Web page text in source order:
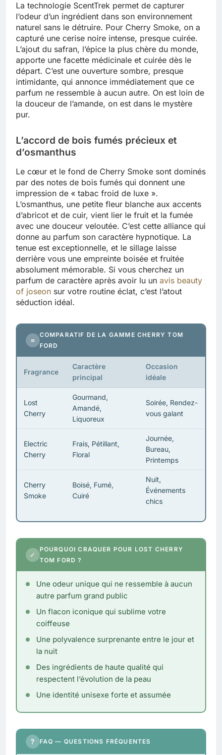
La technologie ScentTrek permet de capturer
l’odeur d’un ingrédient dans son environnement
naturel sans le détruire. Pour Cherry Smoke, on a
capturé une cerise noire intense, presque cuirée.
L’ajout du safran, l’épice la plus chère du monde,
apporte une facette médicinale et cuirée dès le
départ. C’est une ouverture sombre, presque
intimidante, qui annonce immédiatement que ce
parfum ne ressemble à aucun autre. On est loin de
la douceur de l’amande, on est dans le mystère
pur.
L’accord de bois fumés précieux et
d’osmanthus
Le cœur et le fond de Cherry Smoke sont dominés
par des notes de bois fumés qui donnent une
impression de « tabac froid de luxe ».
L’osmanthus, une petite fleur blanche aux accents
d’abricot et de cuir, vient lier le fruit et la fumée
avec une douceur veloutée. C’est cette alliance qui
donne au parfum son caractère hypnotique. La
tenue est exceptionnelle, et le sillage laisse
derrière vous une empreinte boisée et fruitée
absolument mémorable. Si vous cherchez un
parfum de caractère après avoir lu un avis beauty
of joseon sur votre routine éclat, c’est l’atout
séduction idéal.
≡
COMPARATIF DE LA GAMME CHERRY TOM
FORD
Fragrance
Caractère
principal
Occasion
idéale
Lost
Cherry
Gourmand,
Amandé,
Liquoreux
Soirée, Rendez-
vous galant
Electric
Cherry
Frais, Pétillant,
Floral
Journée,
Bureau,
Printemps
Cherry
Smoke
Boisé, Fumé,
Cuiré
Nuit,
Événements
chics
✓
POURQUOI CRAQUER POUR LOST CHERRY
TOM FORD ?
Une odeur unique qui ne ressemble à aucun
autre parfum grand public
Un flacon iconique qui sublime votre
coiffeuse
Une polyvalence surprenante entre le jour et
la nuit
Des ingrédients de haute qualité qui
respectent l’évolution de la peau
Une identité unisexe forte et assumée
? FAQ — QUESTIONS FRÉQUENTES